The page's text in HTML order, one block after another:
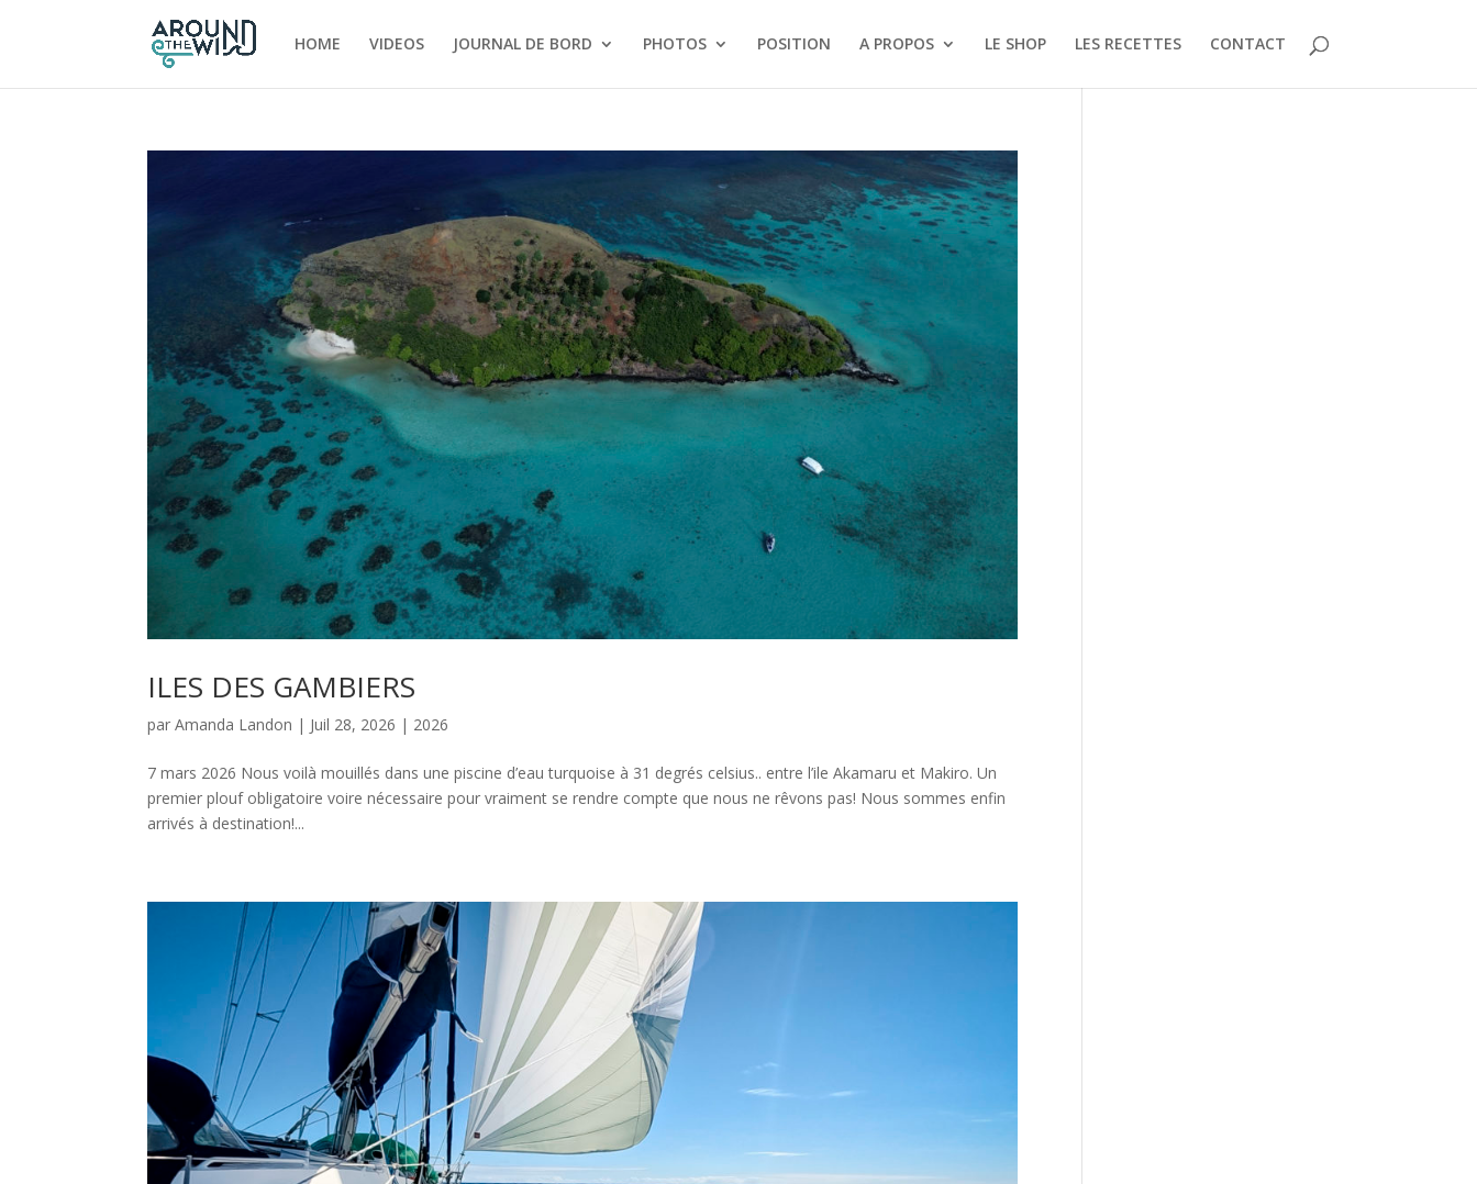
HOME VIDEOS JOURNAL DE BORD PHOTOS POSITION A PROPOS LE SHOP LES RECETTES CONTACT
ILES DES GAMBIERS
parAmanda Landon | Juil 28, 2026 | 2026
7 mars 2026 Nous voilà mouillés dans une piscine d’eau turquoise à 31 degrés celsius.. entre l’ile Akamaru et Makiro. Un
premier plouf obligatoire voire nécessaire pour vraiment se rendre compte que nous ne rêvons pas! Nous sommes enfin
arrivés à destination!...